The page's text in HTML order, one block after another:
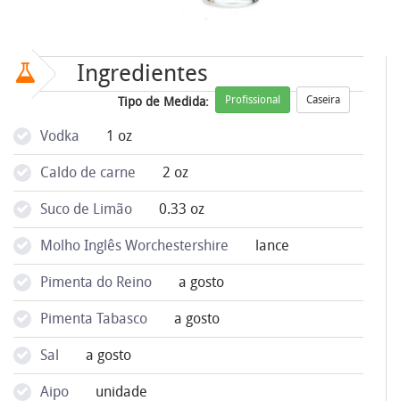
Ingredientes
Tipo de Medida: Profissional Caseira
Vodka 1 oz
Caldo de carne 2 oz
Suco de Limão 0.33 oz
Molho Inglês Worchestershire lance
Pimenta do Reino a gosto
Pimenta Tabasco a gosto
Sal a gosto
Aipo unidade